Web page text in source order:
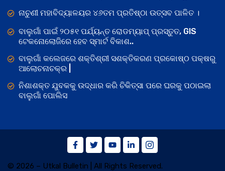
ନାଚୁଣୀ ମହାବିଦ୍ୟାଳୟର ୪୬ତମ ପ୍ରତିଷ୍ଠା ଉତ୍ସବ ପାଳିତ ।
ବାଲୁଗାଁ ପାଇଁ ୨୦୫୧ ପର୍ଯ୍ୟନ୍ତ ରୋଡମ୍ୟାପ୍ ପ୍ରସ୍ତୁତ, GIS
ଟେକନୋଲୋଜିରେ ହେବ ସ୍ମାର୍ଟ ବିକାଶ..
ବାଲୁଗାଁ କଲେଜରେ ଶକ୍ତିଶ୍ରୀ ସଶକ୍ତିକରଣ ପ୍ରକୋଷ୍ଠ ପକ୍ଷରୁ
ଆଲୋଚନାଚକ୍ର |
ନିଶାଶକ୍ତ ଯୁବକକୁ ଉଦ୍ଧାର କରି ଚିକିତ୍ସା ପରେ ଘରକୁ ପଠାଇଲା
ବାଲୁଗାଁ ପୋଲିସ
© 2026 – Utkal Bulletin | All Rights Reserved.